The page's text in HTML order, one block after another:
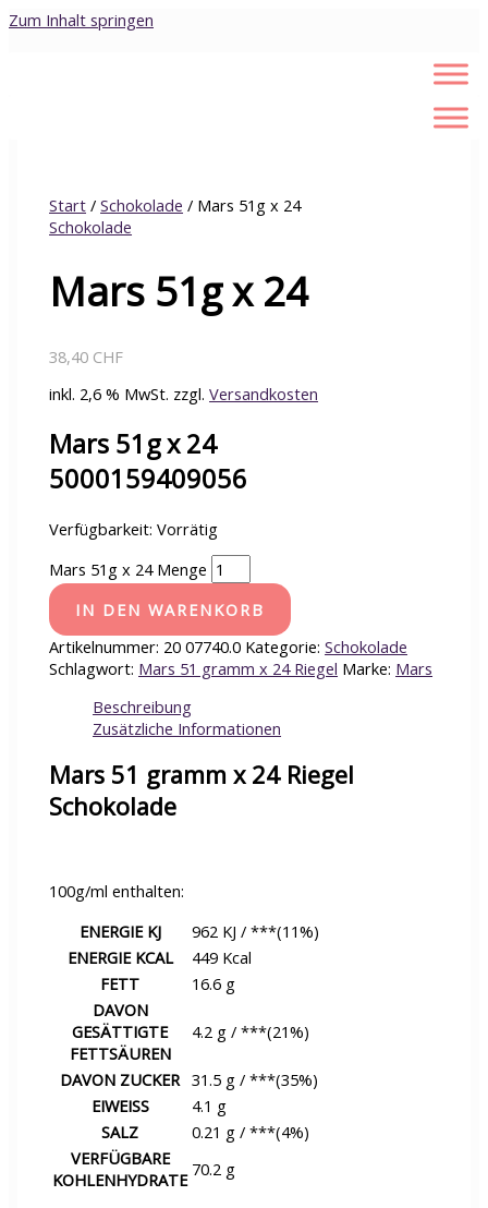
Zum Inhalt springen
Start /Schokolade / Mars 51g x 24
Schokolade
Mars 51g x 24
38,40 CHF
inkl. 2,6 % MwSt. zzgl.Versandkosten
Mars 51g x 24
5000159409056
Verfügbarkeit: Vorrätig
Mars 51g x 24 Menge
IN DEN WARENKORB
Artikelnummer: 20 07740.0 Kategorie:Schokolade
Schlagwort: Mars 51 gramm x 24 Riegel Marke: Mars
Beschreibung
Zusätzliche Informationen
Mars 51 gramm x 24 Riegel
Schokolade
100g/ml enthalten:
ENERGIE KJ
962 KJ / ***(11%)
ENERGIE KCAL
449 Kcal
FETT
16.6 g
DAVON
GESÄTTIGTE
FETTSÄUREN
4.2 g / ***(21%)
DAVON ZUCKER 31.5 g / ***(35%)
EIWEISS
4.1 g
SALZ
0.21 g / ***(4%)
VERFÜGBARE
KOHLENHYDRATE 70.2 g